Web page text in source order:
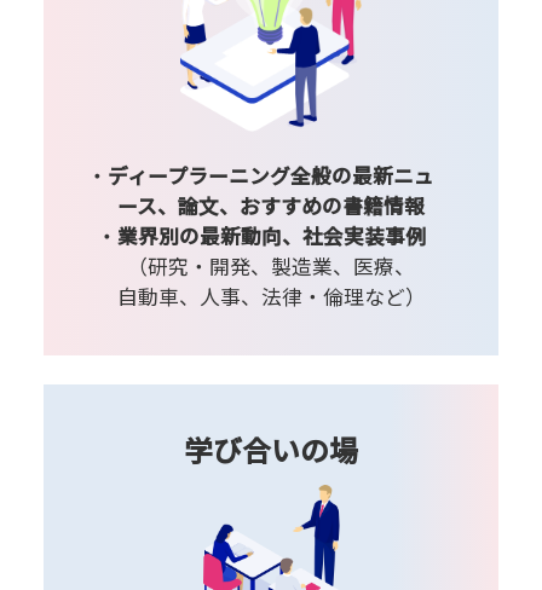
ディープラーニング全般の最新ニュ
ース、論文、おすすめの書籍情報
業界別の最新動向、社会実装事例
（研究・開発、製造業、医療、
自動車、人事、法律・倫理など）
学び合いの場